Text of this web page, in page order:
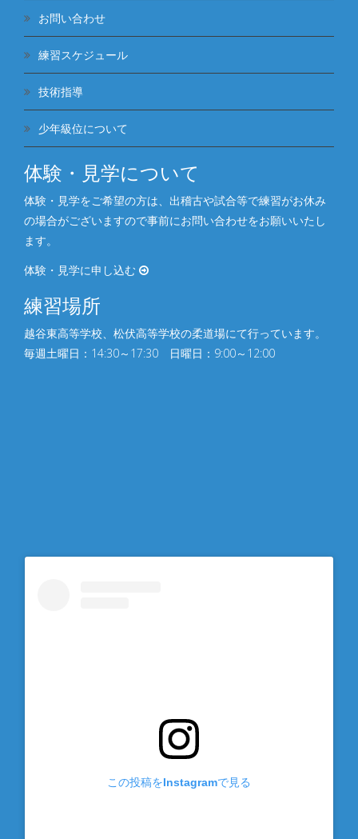
お問い合わせ
練習スケジュール
技術指導
少年級位について
体験・見学について
体験・見学をご希望の方は、出稽古や試合等で練習がお休み
の場合がございますので事前にお問い合わせをお願いいたし
ます。
体験・見学に申し込む
練習場所
越谷東高等学校、松伏⾼等学校の柔道場にて行っています。
毎週土曜日：14:30～17:30 日曜日：9:00～12:00
この投稿をInstagramで見る